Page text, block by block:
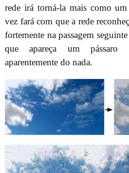
rede irá torná-la mais como
vez fará com que a rede
fortemente na passagem
que apareça um pássaro
aparentemente do nada.